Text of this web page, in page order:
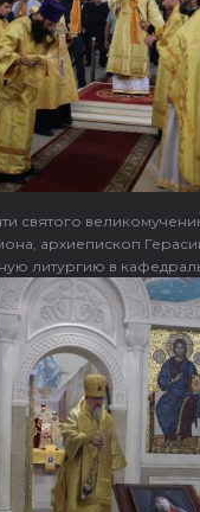
святого
архиепископ
литургию в